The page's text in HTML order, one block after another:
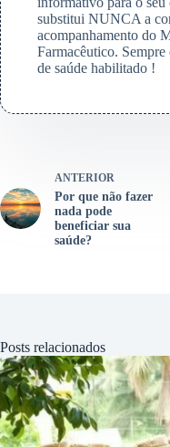
substitui NUNCA a
acompanhamento do
Farmacêutico.
de saúde habilitado !
ANTERIOR
Por que não fazer
nada pode
beneficiar sua
saúde?
Posts relacionados